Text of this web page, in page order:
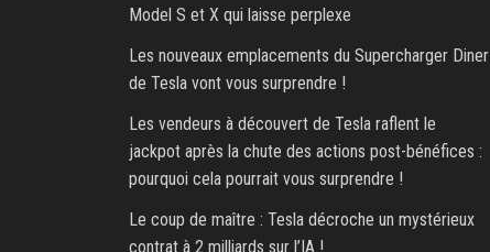
Model S et X qui laisse perplexe
Les nouveaux emplacements du Supercharger Diner
de Tesla vont vous surprendre !
Les vendeurs à découvert de Tesla raflent le
jackpot après la chute des actions post-bénéfices :
pourquoi cela pourrait vous surprendre !
Le coup de maître : Tesla décroche un mystérieux
contrat à 2 milliards sur l’IA !